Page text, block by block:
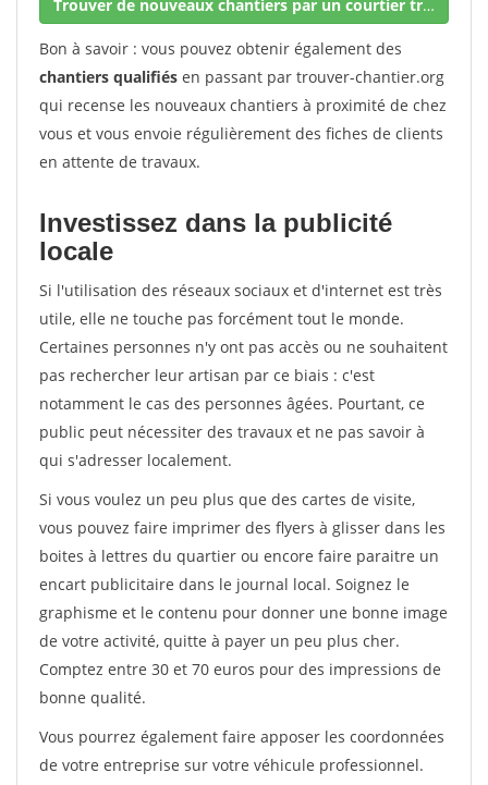
Trouver de nouveaux chantiers par un courtier travaux
Bon à savoir : vous pouvez obtenir également des
chantiers qualifiés en passant par trouver-chantier.org
qui recense les nouveaux chantiers à proximité de chez
vous et vous envoie régulièrement des fiches de clients
en attente de travaux.
Investissez dans la publicité
locale
Si l'utilisation des réseaux sociaux et d'internet est très
utile, elle ne touche pas forcément tout le monde.
Certaines personnes n'y ont pas accès ou ne souhaitent
pas rechercher leur artisan par ce biais : c'est
notamment le cas des personnes âgées. Pourtant, ce
public peut nécessiter des travaux et ne pas savoir à
qui s'adresser localement.
Si vous voulez un peu plus que des cartes de visite,
vous pouvez faire imprimer des flyers à glisser dans les
boites à lettres du quartier ou encore faire paraitre un
encart publicitaire dans le journal local. Soignez le
graphisme et le contenu pour donner une bonne image
de votre activité, quitte à payer un peu plus cher.
Comptez entre 30 et 70 euros pour des impressions de
bonne qualité.
Vous pourrez également faire apposer les coordonnées
de votre entreprise sur votre véhicule professionnel.